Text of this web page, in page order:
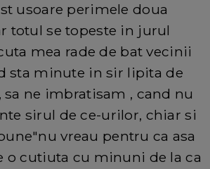
usoare perimele doua
totul se topeste in jurul
mea rade de bat vecinii
sta minute in sir lipita de
sa ne imbratisam , cand nu
sirul de ce-urilor, chiar si
vreau pentru ca asa
o cutiuta cu minuni de la ca